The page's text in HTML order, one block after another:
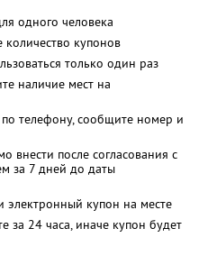
одного человека
купонов
только один раз
наличие мест на
телефону, сообщите номер и
внести после согласования с
за 7 дней до даты
электронный купон на месте
за 24 часа, иначе купон будет